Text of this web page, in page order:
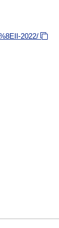
2022/